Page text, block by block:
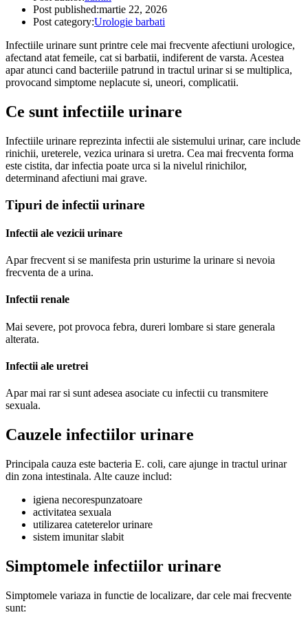
Post published:martie 22, 2026
Post category:Urologie barbati
Infectiile urinare sunt printre cele mai frecvente afectiuni urologice,
afectand atat femeile, cat si barbatii, indiferent de varsta. Acestea
apar atunci cand bacteriile patrund in tractul urinar si se multiplica,
provocand simptome neplacute si, uneori, complicatii.
Ce sunt infectiile urinare
Infectiile urinare reprezinta infectii ale sistemului urinar, care include
rinichii, ureterele, vezica urinara si uretra. Cea mai frecventa forma
este cistita, dar infectia poate urca si la nivelul rinichilor,
determinand afectiuni mai grave.
Tipuri de infectii urinare
Infectii ale vezicii urinare
Apar frecvent si se manifesta prin usturime la urinare si nevoia
frecventa de a urina.
Infectii renale
Mai severe, pot provoca febra, dureri lombare si stare generala
alterata.
Infectii ale uretrei
Apar mai rar si sunt adesea asociate cu infectii cu transmitere
sexuala.
Cauzele infectiilor urinare
Principala cauza este bacteria E. coli, care ajunge in tractul urinar
din zona intestinala. Alte cauze includ:
igiena necorespunzatoare
activitatea sexuala
utilizarea cateterelor urinare
sistem imunitar slabit
Simptomele infectiilor urinare
Simptomele variaza in functie de localizare, dar cele mai frecvente
sunt: